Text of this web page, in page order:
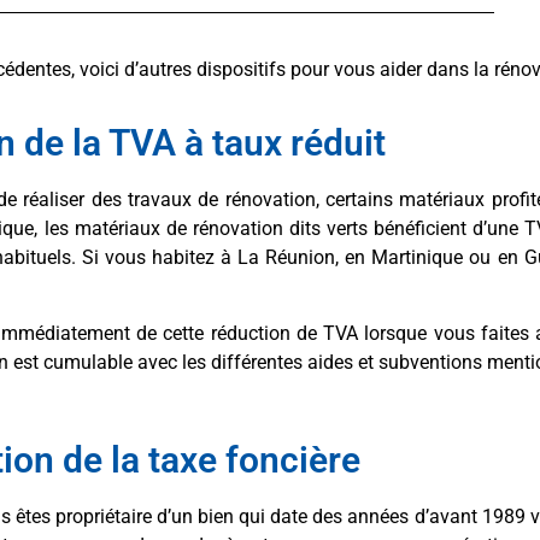
voici d’autres dispositifs pour vous aider dans la
de la TVA à taux réduit
réaliser des travaux de rénovation, certains matériaux
les matériaux de rénovation dits verts bénéficient d’une
Si vous habitez à La Réunion, en Martinique ou en
de cette réduction de TVA lorsque vous faites
cumulable avec les différentes aides et subventions
de la taxe foncière
propriétaire d’un bien qui date des années d’avant 1989